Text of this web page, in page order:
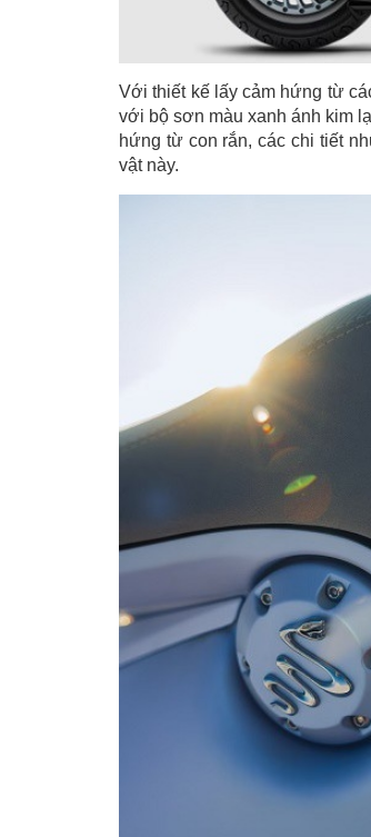
Với thiết kế lấy cảm hứng từ
với bộ sơn màu xanh ánh kim
hứng từ con rắn, các chi tiết
vật này.